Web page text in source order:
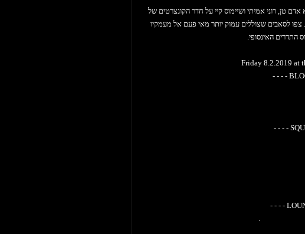
טן, רוני אמיתי ושיימוס קיי על חדר הקונצרטים של
צפו לסאבים שצוללים עמוק יותר מאי פעם אל מעמקיו
התדרים האינסופי.
Friday 8.2.2019 at